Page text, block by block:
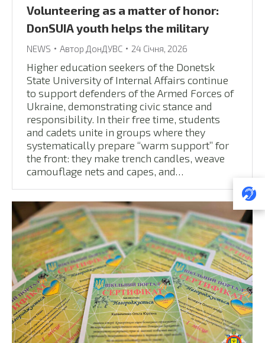
Volunteering as a matter of honor:
DonSUIA youth helps the military
NEWS Автор ДонДУВС 24 Січня, 2026
Higher education seekers of the Donetsk
State University of Internal Affairs continue
to support defenders of the Armed Forces of
Ukraine, demonstrating civic stance and
responsibility. In their free time, students
and cadets unite in groups where they
systematically prepare “warm support” for
the front: they make trench candles, weave
camouflage nets and capes, and…